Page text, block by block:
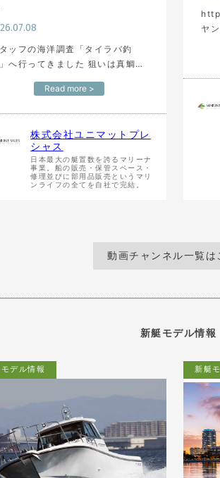
ッフの海洋調査「タイラバ釣
へ行ってきました 狙いは真鯛で
レシャスでは 海で一緒に働く仲間
Read more >
株式会社ユニマットプレ
シャス
日本最大の艇置数を誇るマリーナ
事業。船の販売・保管スペース・
修理並びに部用品販売というマリ
ンライフの全てを自社で完結。
ヤ
ま
動画チャンネル一覧は
新艇モデル情報
デル情報 新艇